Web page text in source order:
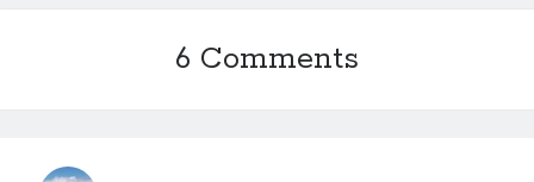
6 Comments